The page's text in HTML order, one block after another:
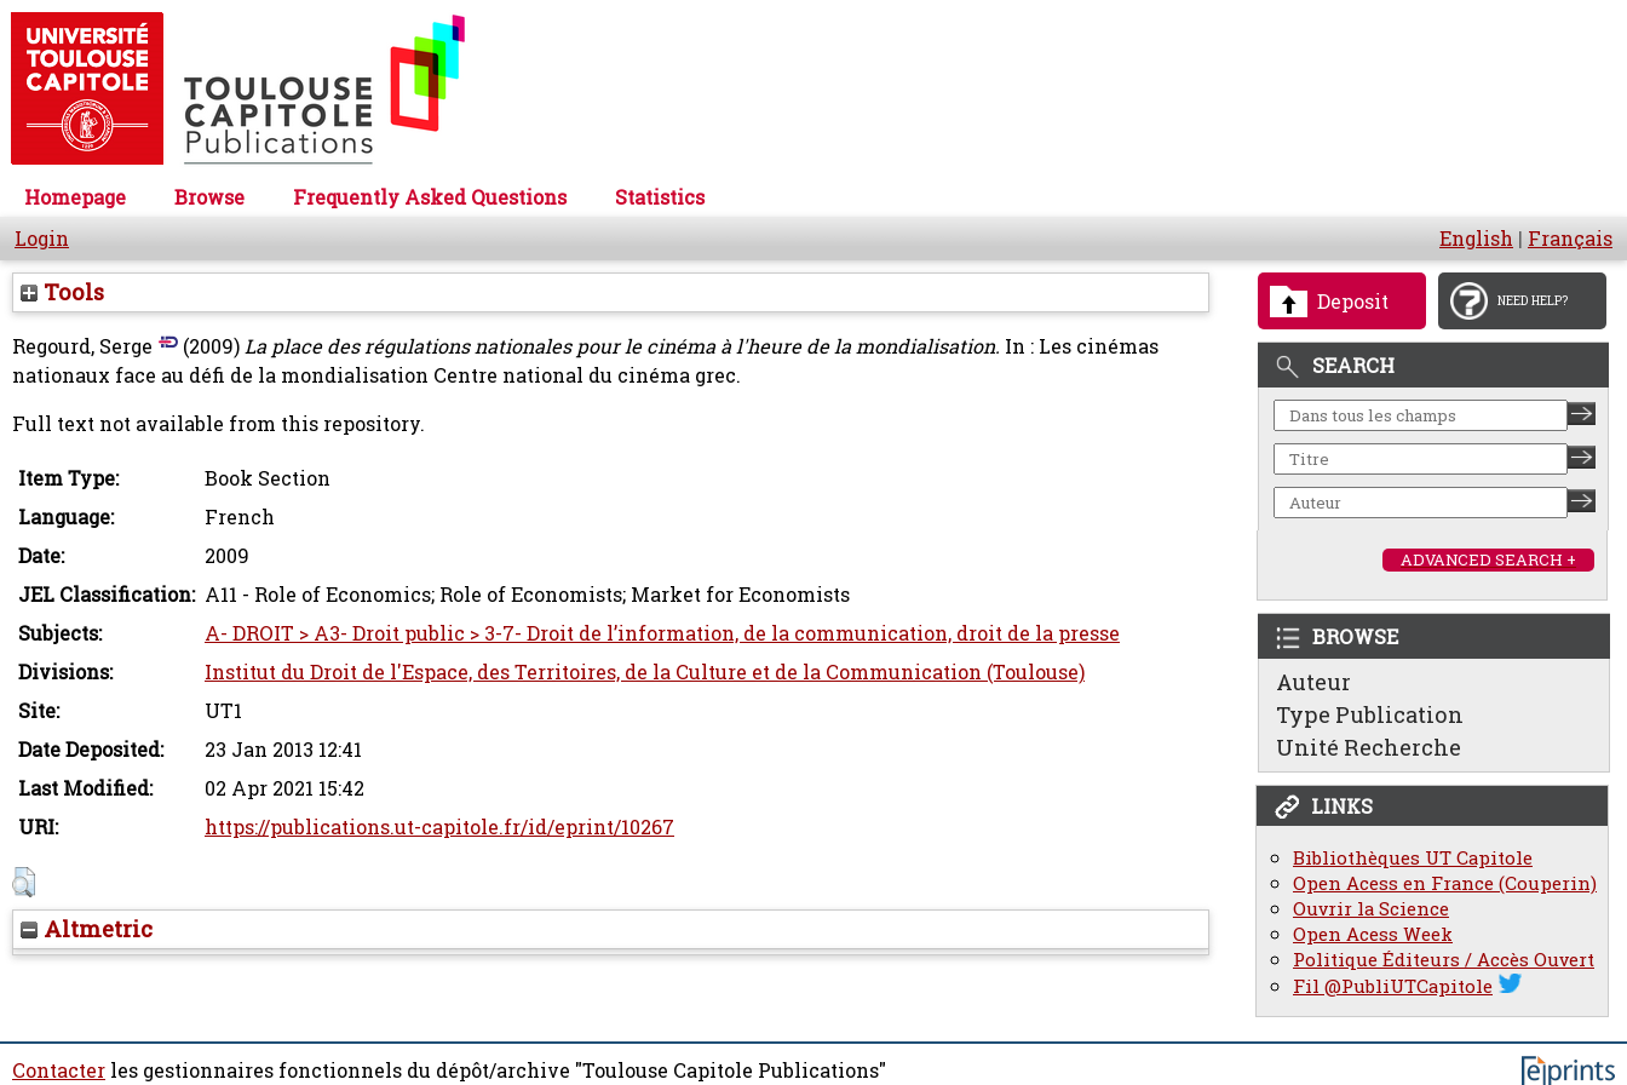
Homepage Browse Frequently Asked Questions
Statistics
Login
English | Français
Deposit NEED HELP?
SEARCH
ADVANCED SEARCH +
BROWSE
Auteur
Type Publication
Unité Recherche
LINKS
Bibliothèques UT Capitole
Open Acess en France (Couperin)
Ouvrir la Science
Open Acess Week
Politique Éditeurs / Accès Ouvert
Fil @PubliUTCapitole
Tools
Regourd, Serge (2009)La place des régulations nationales pour le cinéma à l'heure de la mondialisation. In : Les cinémas
nationaux face au défi de la mondialisation Centre national du cinéma grec.
Full text not available from this repository.
Item Type:
Book Section
Language:
French
Date:
2009
JEL Classification: A11 - Role of Economics; Role of Economists; Market for Economists
Subjects:
A- DROIT > A3- Droit public > 3-7- Droit de l’information, de la communication, droit de la presse
Divisions:
Institut du Droit de l'Espace, des Territoires, de la Culture et de la Communication (Toulouse)
Site:
UT1
Date Deposited:
23 Jan 2013 12:41
Last Modified:
02 Apr 2021 15:42
URI:
https://publications.ut-capitole.fr/id/eprint/10267
Altmetric
Contacter les gestionnaires fonctionnels du dépôt/archive "Toulouse Capitole Publications"